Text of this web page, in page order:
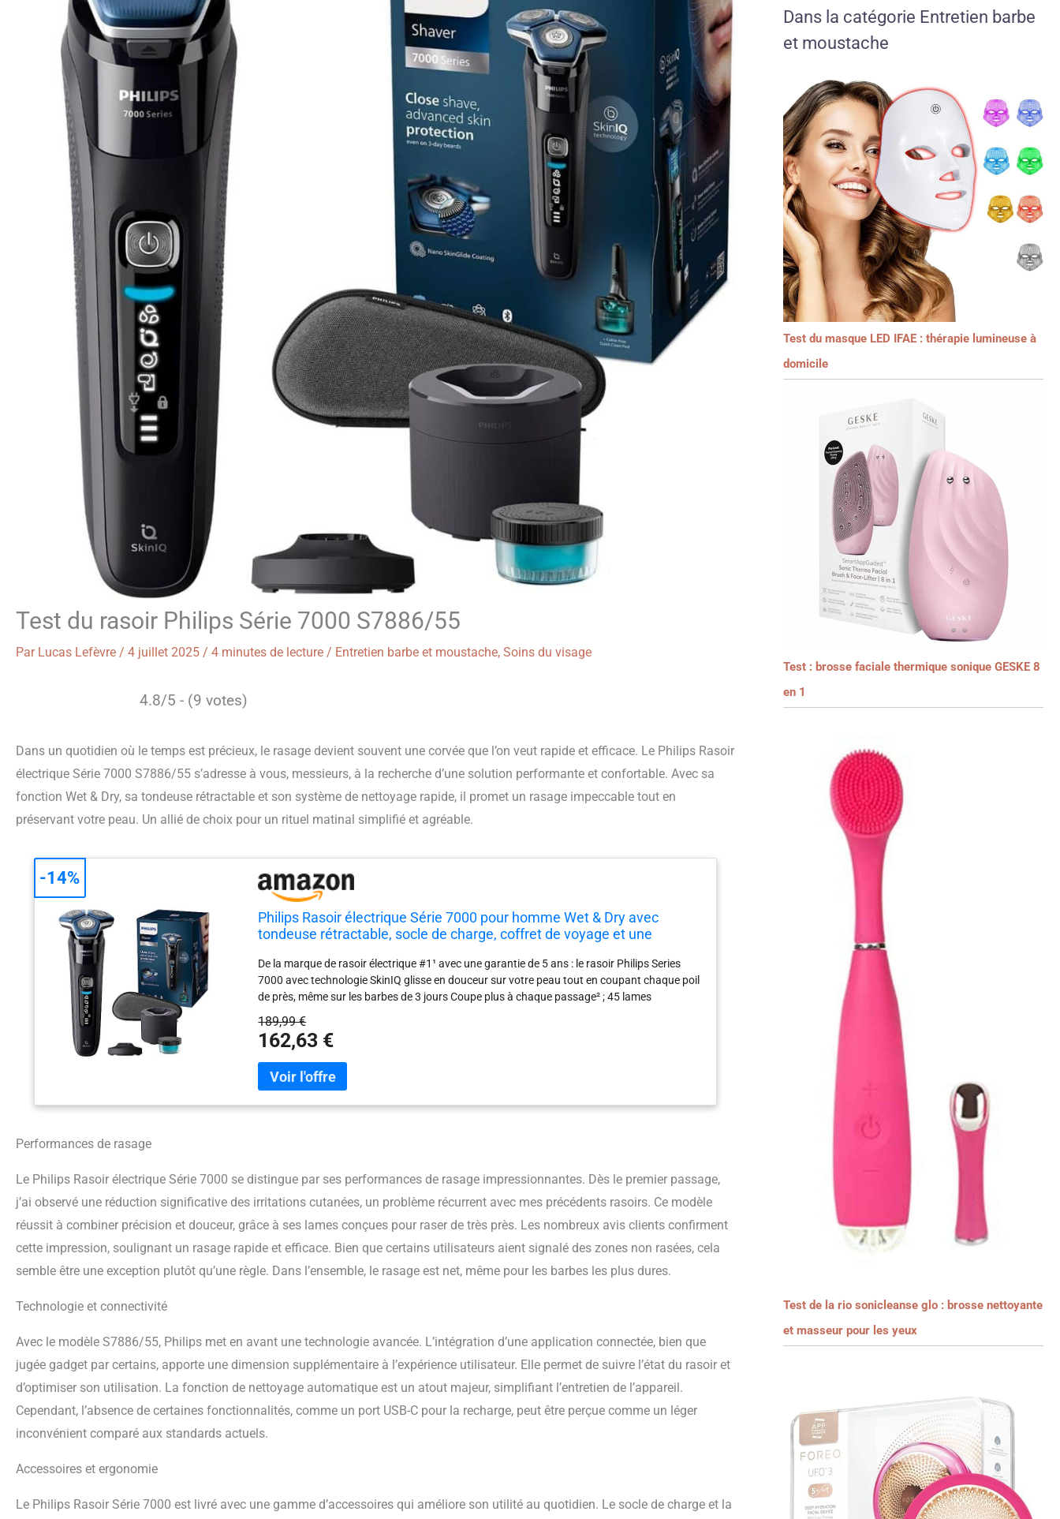
Test du rasoir Philips Série 7000 S7886/55
Par Lucas Lefèvre / 4 juillet 2025 / 4 minutes de lecture / Entretien barbe et moustache, Soins du visage
4.8/5 - (9 votes)
Dans un quotidien où le temps est précieux, le rasage devient souvent une corvée que l’on veut rapide et efficace. Le Philips Rasoir
électrique Série 7000 S7886/55 s’adresse à vous, messieurs, à la recherche d’une solution performante et confortable. Avec sa
fonction Wet & Dry, sa tondeuse rétractable et son système de nettoyage rapide, il promet un rasage impeccable tout en
préservant votre peau. Un allié de choix pour un rituel matinal simplifié et agréable.
Philips Rasoir électrique Série 7000 pour homme Wet & Dry avec
tondeuse rétractable, socle de charge, coffret de voyage et une
De la marque de rasoir électrique #1¹ avec une garantie de 5 ans : le rasoir Philips Series
7000 avec technologie SkinIQ glisse en douceur sur votre peau tout en coupant chaque poil
de près, même sur les barbes de 3 jours Coupe plus à chaque passage² ; 45 lames
SteelPrecision auto-affûtées pour une coupe de 90 000 fois par minute pour un rasage de
près efficace Tondeuse à cheveux pour homme avec une glisse 30 % plus douce³ : le
revêtement en microbilles réduit les frottements et minimise les irritations Profitez d’un
confort optimal de la peau grâce aux têtes entièrement flexibles qui tournent à 360 degrés
pour suivre les contours de votre visage pour un rasage en profondeur et confortable
de charge complète pour 60 minutes d’autonomie, une charge rapide de 5 minutes qui
189,99 €
162,63 €
-14%
Performances de rasage
Le Philips Rasoir électrique Série 7000 se distingue par ses performances de rasage impressionnantes. Dès le premier passage,
j’ai observé une réduction significative des irritations cutanées, un problème récurrent avec mes précédents rasoirs. Ce modèle
réussit à combiner précision et douceur, grâce à ses lames conçues pour raser de très près. Les nombreux avis clients confirment
cette impression, soulignant un rasage rapide et efficace. Bien que certains utilisateurs aient signalé des zones non rasées, cela
semble être une exception plutôt qu’une règle. Dans l’ensemble, le rasage est net, même pour les barbes les plus dures.
Technologie et connectivité
Avec le modèle S7886/55, Philips met en avant une technologie avancée. L’intégration d’une application connectée, bien que
jugée gadget par certains, apporte une dimension supplémentaire à l’expérience utilisateur. Elle permet de suivre l’état du rasoir et
d’optimiser son utilisation. La fonction de nettoyage automatique est un atout majeur, simplifiant l’entretien de l’appareil.
Cependant, l’absence de certaines fonctionnalités, comme un port USB-C pour la recharge, peut être perçue comme un léger
inconvénient comparé aux standards actuels.
Accessoires et ergonomie
Le Philips Rasoir Série 7000 est livré avec une gamme d’accessoires qui améliore son utilité au quotidien. Le socle de charge et la
Dans la catégorie Entretien barbe
et moustache
Test du masque LED IFAE : thérapie lumineuse à
domicile
Test : brosse faciale thermique sonique GESKE 8
en 1
Test de la rio sonicleanse glo : brosse nettoyante
et masseur pour les yeux